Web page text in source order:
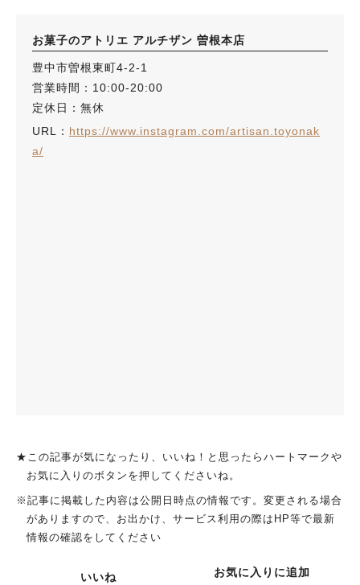
お菓子のアトリエ アルチザン 曽根本店
豊中市曽根東町4-2-1
営業時間：10:00-20:00
定休日：無休
URL： https://www.instagram.com/artisan.toyonak
a/
★この記事が気になったり、いいね！と思ったらハートマークや
お気に入りのボタンを押してくださいね。
※記事に掲載した内容は公開日時点の情報です。変更される場合
がありますので、お出かけ、サービス利用の際はHP等で最新
情報の確認をしてください
いいね お気に入りに追加